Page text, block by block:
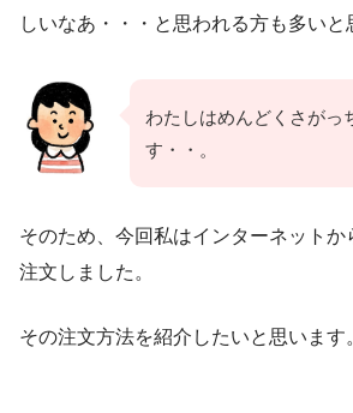
しいなあ・・・と思われる方も多いと
わたしはめんどくさがっ
す・・。
そのため、今回私はインターネット
注文しました。
その注文方法を紹介したいと思います